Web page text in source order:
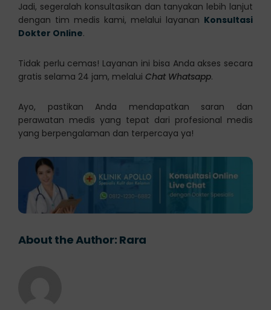
Jadi, segeralah konsultasikan dan tanyakan lebih lanjut
dengan tim medis kami, melalui layanan Konsultasi
Dokter Online.
Tidak perlu cemas! Layanan ini bisa Anda akses secara
gratis selama 24 jam, melalui Chat Whatsapp.
Ayo, pastikan Anda mendapatkan saran dan
perawatan medis yang tepat dari profesional medis
yang berpengalaman dan terpercaya ya!
About the Author: Rara